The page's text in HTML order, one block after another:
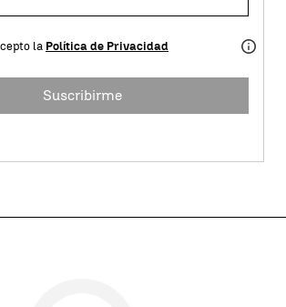
la Política de Privacidad
Suscribirme